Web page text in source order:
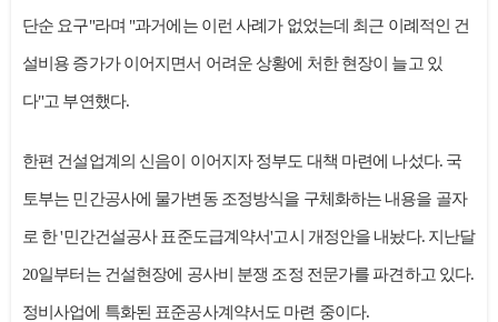
단순 요구"라며 "과거에는 이런 사례가 없었는데 최근 이례적인 건
설비용 증가가 이어지면서 어려운 상황에 처한 현장이 늘고 있
다"고 부연했다.
한편 건설업계의 신음이 이어지자 정부도 대책 마련에 나섰다. 국
토부는 민간공사에 물가변동 조정방식을 구체화하는 내용을 골자
로 한 '민간건설공사 표준도급계약서'고시 개정안을 내놨다. 지난달
20일부터는 건설현장에 공사비 분쟁 조정 전문가를 파견하고 있다.
정비사업에 특화된 표준공사계약서도 마련 중이다.